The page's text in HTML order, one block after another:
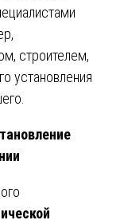
строителем,
установления